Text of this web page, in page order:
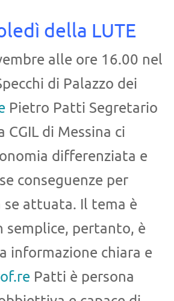
della LUTE
alle ore 16.00 nel
di Palazzo dei
Pietro Patti Segretario
CGIL di Messina ci
differenziata e
conseguenze per
se attuata. Il tema è
semplice, pertanto, è
informazione chiara e
Patti è persona